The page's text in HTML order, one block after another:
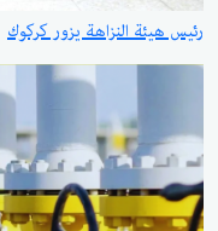
رئيس هيئة النزاهة يزور كركوك